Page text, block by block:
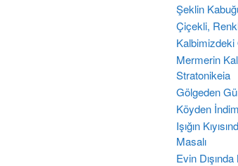
Şeklin
Çiçekli,
Kalbimizdeki
Mermerin
Stratonikeia
Gölgeden
Köyden
Işığın
Masalı
Evin